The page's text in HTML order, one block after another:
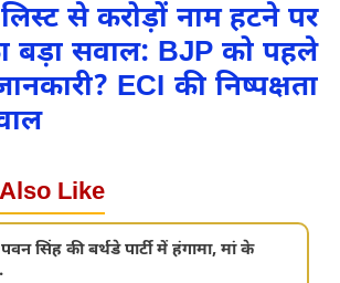
से करोड़ों नाम हटने पर
सवाल: BJP को पहले
ECI की निष्पक्षता
Like
सिंह की बर्थडे पार्टी में हंगामा, मां के